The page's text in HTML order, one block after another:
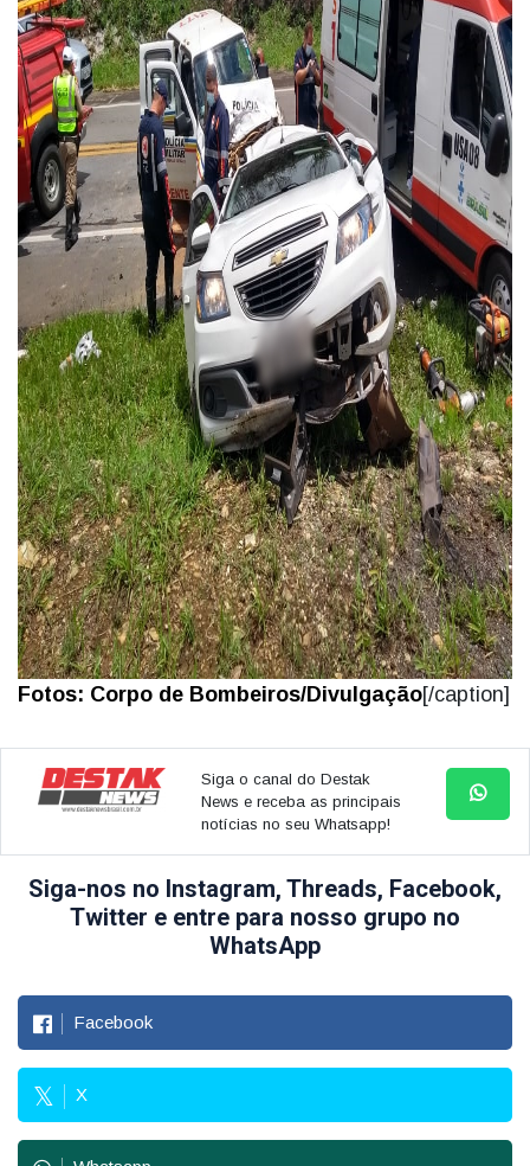
Fotos: Corpo de Bombeiros/Divulgação[/caption]
Siga o canal do Destak
News e receba as principais
notícias no seu Whatsapp!
Siga-nos no Instagram, Threads, Facebook,
Twitter e entre para nosso grupo no
WhatsApp
Facebook
X